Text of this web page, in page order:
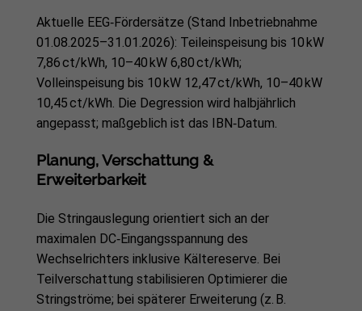
Aktuelle EEG‑Fördersätze (Stand Inbetriebnahme
01.08.2025–31.01.2026): Teileinspeisung bis 10 kW
7,86 ct/kWh, 10–40 kW 6,80 ct/kWh;
Volleinspeisung bis 10 kW 12,47 ct/kWh, 10–40 kW
10,45 ct/kWh. Die Degression wird halbjährlich
angepasst; maßgeblich ist das IBN‑Datum.
Planung, Verschattung &
Erweiterbarkeit
Die Stringauslegung orientiert sich an der
maximalen DC‑Eingangsspannung des
Wechselrichters inklusive Kältereserve. Bei
Teilverschattung stabilisieren Optimierer die
Stringströme; bei späterer Erweiterung (z. B.